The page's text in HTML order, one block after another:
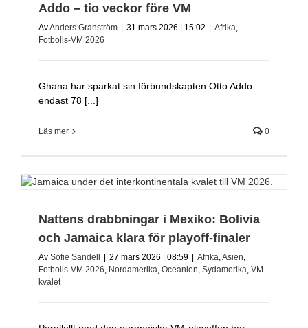
Addo – tio veckor före VM
AvAnders Granström | 31 mars 2026 | 15:02 | Afrika,
Fotbolls-VM 2026
Ghana har sparkat sin förbundskapten Otto Addo
endast 78 [...]
Läs mer 0
Nattens drabbningar i Mexiko: Bolivia
och Jamaica klara för playoff-finaler
Av Sofie Sandell | 27 mars 2026 | 08:59 | Afrika,Asien,
Fotbolls-VM 2026, Nordamerika, Oceanien, Sydamerika, VM-
kvalet